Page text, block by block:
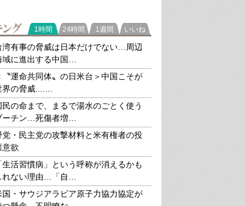
ランキング
1時間 24時間 1週間 いいね
湾有事の脅威は日本だけでない…周辺
域に進出する中国…
〝運命共同体〟の日米台＞中国こそが
界の脅威....…
民の命まで、まるで湯水のごとく使う
ーチン…死傷者増…
党・民主党の攻撃材料と米有権者の投
意欲
生活習慣病」という呼称が消えるかも
れない理由…「自…
国・サウジアラビア原子力協力協定が